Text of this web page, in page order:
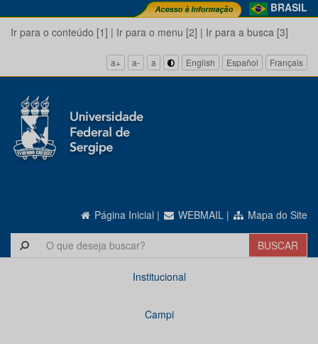
BRASIL
Ir para o conteúdo [1] | Ir para o menu [2] | Ir para a busca [3]
a+ a- a English Español Français
Página Inicial | WEBMAIL | Mapa do Site
Institucional
Campi